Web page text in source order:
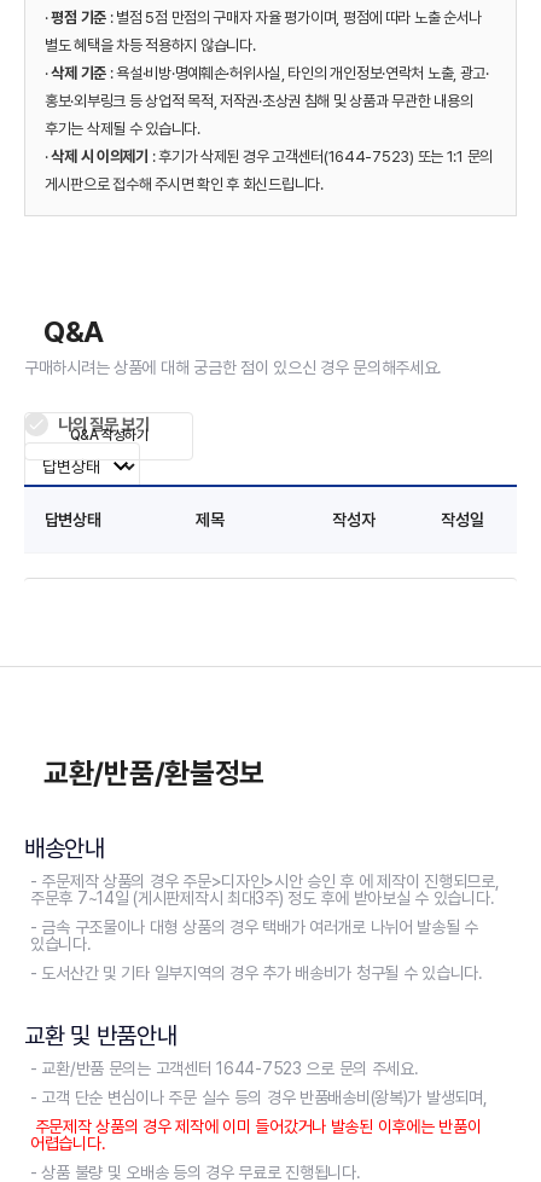
·평점 기준 : 별점 5점 만점의 구매자 자율 평가이며, 평점에 따라 노출 순서나
별도 혜택을 차등 적용하지 않습니다.
·삭제 기준 : 욕설·비방·명예훼손·허위사실, 타인의 개인정보·연락처 노출, 광고·
홍보·외부링크 등 상업적 목적, 저작권·초상권 침해 및 상품과 무관한 내용의
후기는 삭제될 수 있습니다.
·삭제 시 이의제기 : 후기가 삭제된 경우 고객센터(1644-7523) 또는 1:1 문의
게시판으로 접수해 주시면 확인 후 회신드립니다.
Q&A
구매하시려는 상품에 대해 궁금한 점이 있으신 경우 문의해주세요.
나의 질문 보기
답변상태 제목 작성자 작성일
Q&A 작성하기
교환/반품/환불정보
배송안내
- 주문제작 상품의 경우 주문>디자인>시안 승인 후 에 제작이 진행되므로,
주문후 7~14일 (게시판제작시 최대3주) 정도 후에 받아보실 수 있습니다.
- 금속 구조물이나 대형 상품의 경우 택배가 여러개로 나뉘어 발송될 수
있습니다.
- 도서산간 및 기타 일부지역의 경우 추가 배송비가 청구될 수 있습니다.
교환 및 반품안내
- 교환/반품 문의는 고객센터 1644-7523 으로 문의 주세요.
- 고객 단순 변심이나 주문 실수 등의 경우 반품배송비(왕복)가 발생되며,
주문제작 상품의 경우 제작에 이미 들어갔거나 발송된 이후에는 반품이
어렵습니다.
- 상품 불량 및 오배송 등의 경우 무료로 진행됩니다.